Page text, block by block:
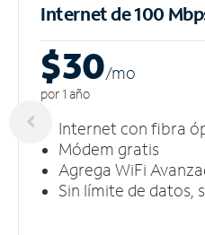
Internet de 100
$30/mo
por 1 año
Internet con fibra
Módem gratis
Agrega WiFi
Sin límite de datos,